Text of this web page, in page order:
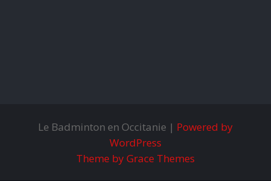
Le Badminton en Occitanie | Powered by
WordPress
Theme by Grace Themes